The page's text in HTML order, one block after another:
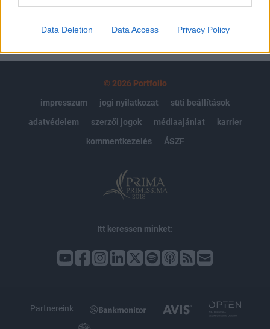
Data Deletion Data Access Privacy Policy
© 2026 Portfolio
impresszum
jogi nyilatkozat
süti beállítások
adatvédelem
szerzői jogok médiaajánlat
karrier
kommentkezelés
ÁSZF
Itt keressen minket:
Partnereink